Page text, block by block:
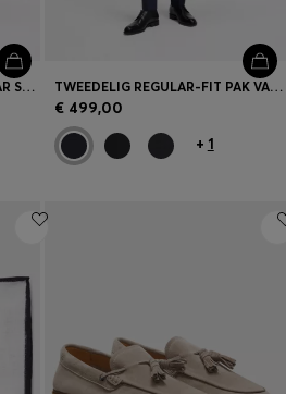
SLIM-FIT BROEK VAN WASBAAR STRETCHKATOEN TWEEDELIG REGULAR-FIT PAK VAN STRETCHWOL
€ 499,00
+ 1